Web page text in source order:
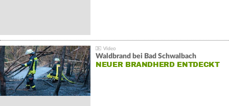
Waldbrand bei Bad Schwalbach
NEUER BRANDHERD ENTDECKT